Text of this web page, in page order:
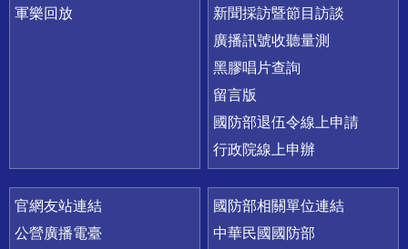
軍樂回放
新聞採訪暨節目訪談
廣播訊號收聽量測
黑膠唱片查詢
留言版
國防部退伍令線上申請
行政院線上申辦
官網友站連結
公營廣播電臺
國防部相關單位連結
中華民國國防部